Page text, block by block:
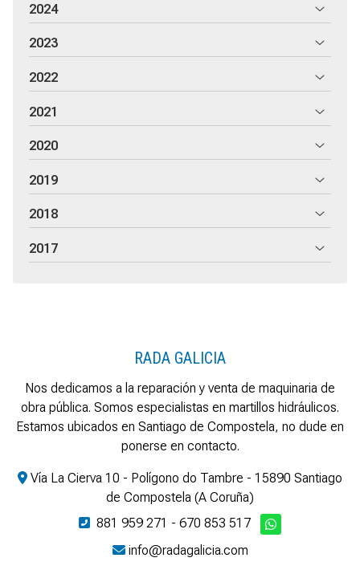
2024
2023
2022
2021
2020
2019
2018
2017
RADA GALICIA
Nos dedicamos a la reparación y venta de maquinaria de
obra pública. Somos especialistas en martillos hidráulicos.
Estamos ubicados en Santiago de Compostela, no dude en
ponerse en contacto.
Vía La Cierva 10 - Polígono do Tambre - 15890 Santiago
de Compostela (A Coruña)
881 959 271 - 670 853 517
info@radagalicia.com